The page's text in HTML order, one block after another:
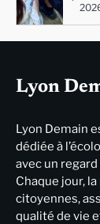
Lyon
Lyon Demain
dédiée à
avec un
Chaque jour,
citoyennes,
qualité de vie